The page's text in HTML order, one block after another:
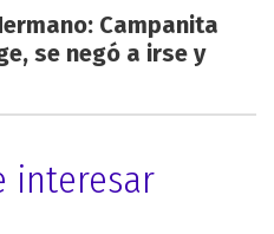
Campanita
se negó a irse y
interesar